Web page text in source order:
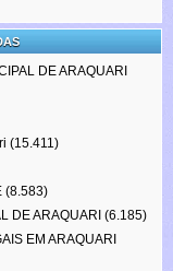
DE ARAQUARI
(15.411)
(8.583)
DE ARAQUARI (6.185)
EM ARAQUARI